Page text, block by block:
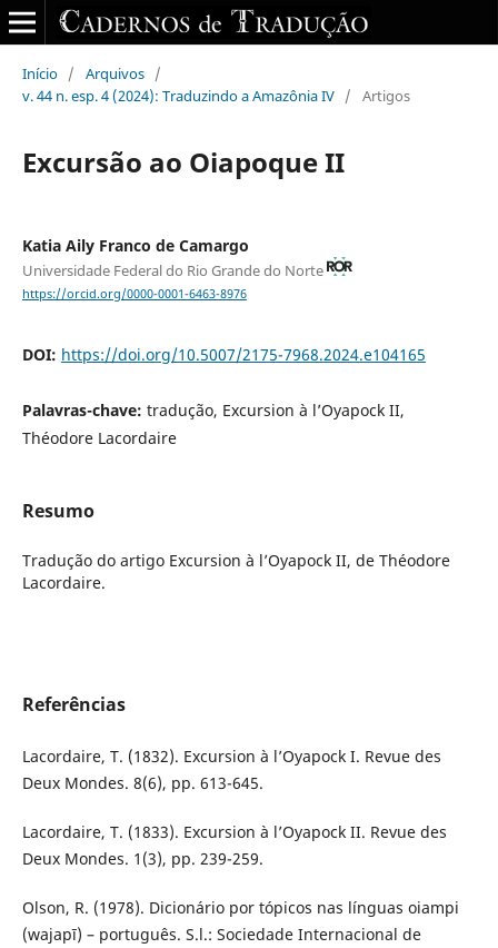
Início / Arquivos /
v. 44 n. esp. 4 (2024): Traduzindo a Amazônia IV / Artigos
Excursão ao Oiapoque II
Katia Aily Franco de Camargo
Universidade Federal do Rio Grande do Norte
https://orcid.org/0000-0001-6463-8976
DOI: https://doi.org/10.5007/2175-7968.2024.e104165
Palavras-chave: tradução, Excursion à l’Oyapock II,
Théodore Lacordaire
Resumo
Tradução do artigo Excursion à l’Oyapock II, de Théodore
Lacordaire.
Referências
Lacordaire, T. (1832). Excursion à l’Oyapock I. Revue des
Deux Mondes. 8(6), pp. 613-645.
Lacordaire, T. (1833). Excursion à l’Oyapock II. Revue des
Deux Mondes. 1(3), pp. 239-259.
Olson, R. (1978). Dicionário por tópicos nas línguas oiampi
(wajapī) – português. S.l.: Sociedade Internacional de